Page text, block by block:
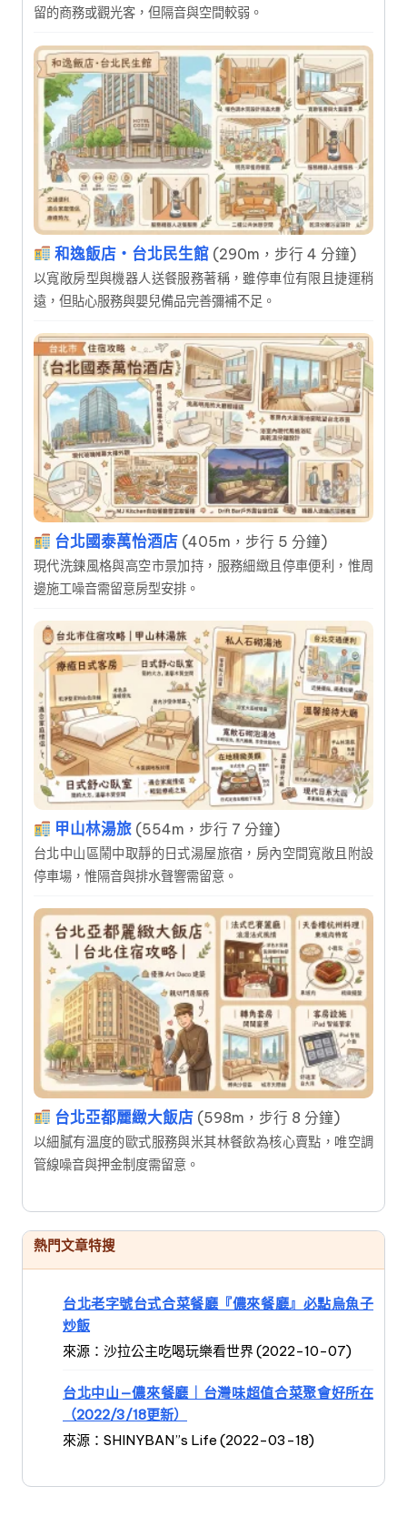
留的商務或觀光客，但隔音與空間較弱。
和逸飯店‧台北民生館 (290m，步行 4 分鐘)
以寬敞房型與機器人送餐服務著稱，雖停車位有限且捷運稍
遠，但貼心服務與嬰兒備品完善彌補不足。
台北國泰萬怡酒店 (405m，步行 5 分鐘)
現代洗鍊風格與高空市景加持，服務細緻且停車便利，惟周
邊施工噪音需留意房型安排。
甲山林湯旅 (554m，步行 7 分鐘)
台北中山區鬧中取靜的日式湯屋旅宿，房內空間寬敞且附設
停車場，惟隔音與排水聲響需留意。
台北亞都麗緻大飯店 (598m，步行 8 分鐘)
以細膩有溫度的歐式服務與米其林餐飲為核心賣點，唯空調
管線噪音與押金制度需留意。
熱門文章特搜
台北老字號台式合菜餐廳『儂來餐廳』必點烏魚子
炒飯
來源：沙拉公主吃喝玩樂看世界 (2022-10-07)
台北中山—儂來餐廳｜台灣味超值合菜聚會好所在
（2022/3/18更新）
來源：SHINYBAN”s Life (2022-03-18)